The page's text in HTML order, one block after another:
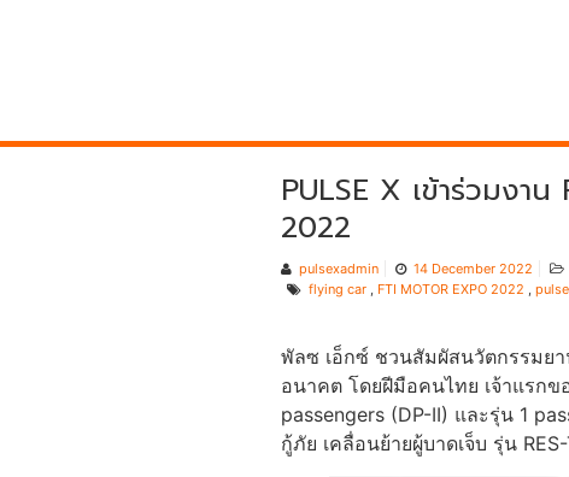
PULSE X เข้าร่วมงา
2022
pulsexadmin 14 December 2022
flying car , FTI MOTOR EXPO 2022 ,
พัลซ เอ็กซ์ ชวนสัมผัสนวัตกรรมย
อนาคต โดยฝีมือคนไทย เจ้าแรก
passengers (DP-II) และรุ่น 1
กู้ภัย เคลื่อนย้ายผู้บาดเจ็บ รุ่น